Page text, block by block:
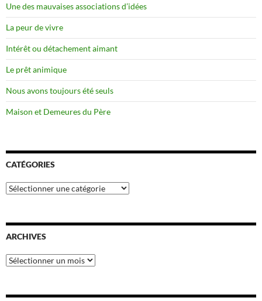
Une des mauvaises associations d’idées
La peur de vivre
Intérêt ou détachement aimant
Le prêt animique
Nous avons toujours été seuls
Maison et Demeures du Père
CATÉGORIES
Catégories
ARCHIVES
Archives